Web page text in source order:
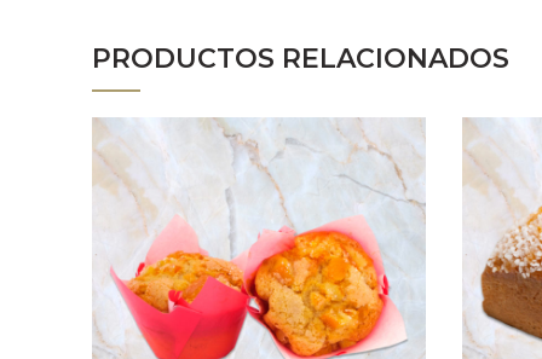
PRODUCTOS RELACIONADOS